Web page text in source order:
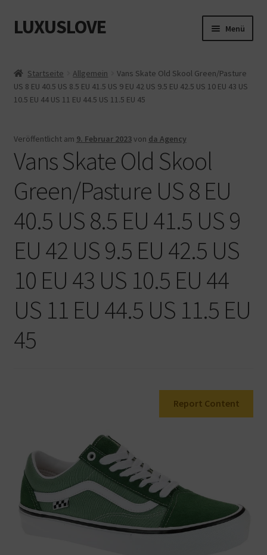
Zur
Navigation
Zum
Inhalt
LUXUSLOVE Menü
Cookie-Richtlinie (EU)
Impressum
Kasse
Mein Konto
Shop
Warenkorb
Startseite Allgemein
Vans Skate Old Skool Green/Pasture
US 8 EU 40.5 US 8.5 EU 41.5 US 9 EU 42 US 9.5 EU 42.5 US 10 EU 43 US
10.5 EU 44 US 11 EU 44.5 US 11.5 EU 45
Veröffentlicht am 9. Februar 2023von da Agency
Vans Skate Old Skool
Green/Pasture US 8 EU
40.5 US 8.5 EU 41.5 US 9
EU 42 US 9.5 EU 42.5 US
10 EU 43 US 10.5 EU 44
US 11 EU 44.5 US 11.5 EU
45
Report Content